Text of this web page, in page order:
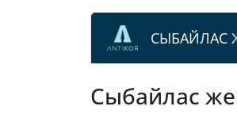
СЫБАЙЛАС
Сыбайлас